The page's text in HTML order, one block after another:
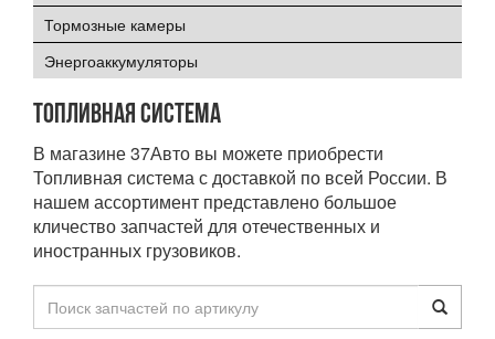
Тормозные камеры
Энергоаккумуляторы
Топливная система
В магазине 37Авто вы можете приобрести
Топливная система с доставкой по всей России. В
нашем ассортимент представлено большое
кличество запчастей для отечественных и
иностранных грузовиков.